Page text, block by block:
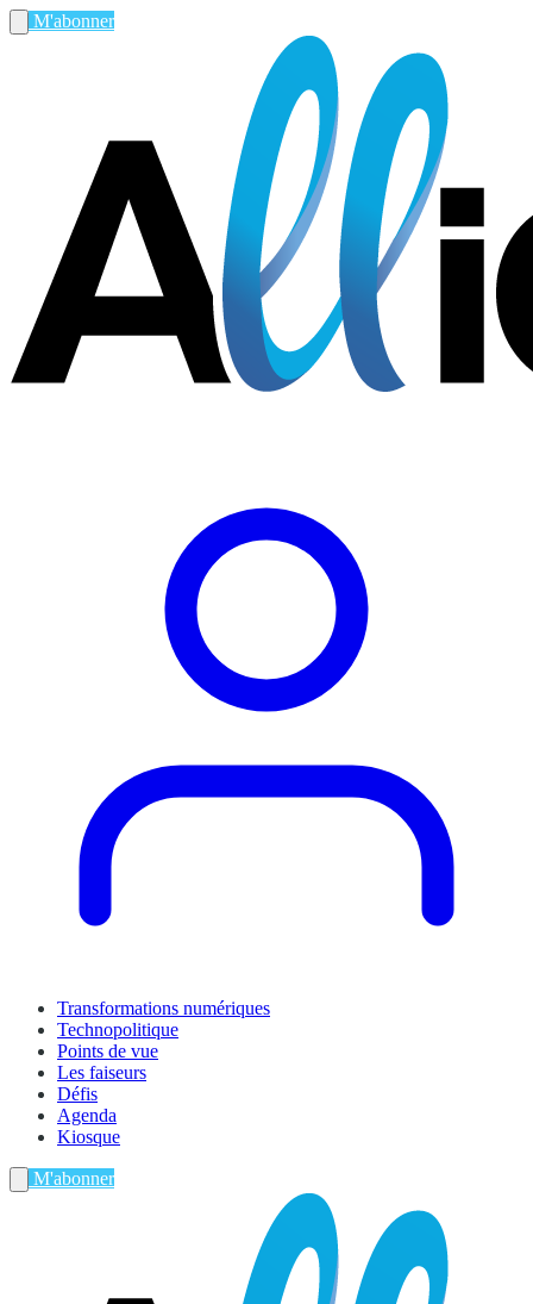
M'abonner
Transformations numériques
Technopolitique
Points de vue
Les faiseurs
Défis
Agenda
Kiosque
M'abonner